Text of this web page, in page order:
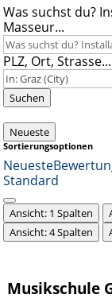
Was suchst du?
Masseur...
PLZ, Ort, Strasse...
Suchen
Neueste
Sortierungsoptionen
Neueste
Standard
Ansicht: 1 Spalten
Ansicht: 4 Spalten
Musikschule